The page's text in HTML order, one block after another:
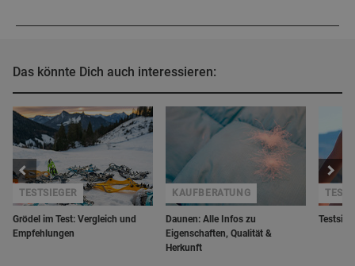
Das könnte Dich auch interessieren:
Grödel im Test: Vergleich und
Empfehlungen
TESTSIEGER
Daunen: Alle Infos zu
Eigenschaften, Qualität &
Herkunft
KAUFBERATUNG